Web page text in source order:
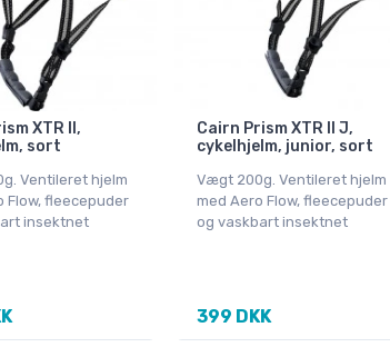
XTR II,
sort
Ventileret hjelm
Flow, fleecepuder
insektnet
Cairn Prism XTR II J,
cykelhjelm, junior, sort
Vægt 200g. Ventileret hjelm
med Aero Flow, fleecepuder
og vaskbart insektnet
399 DKK